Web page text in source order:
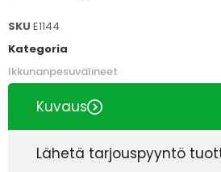
SKU E1144
Kategoria
Ikkunanpesuvälineet
Kuvaus
Lähetä tarjouspyyntö